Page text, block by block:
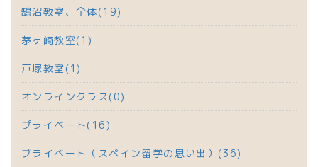
鵠沼教室、全体(19)
茅ヶ崎教室(1)
戸塚教室(1)
オンラインクラス(0)
プライベート(16)
プライベート（スペイン留学の思い出）(36)